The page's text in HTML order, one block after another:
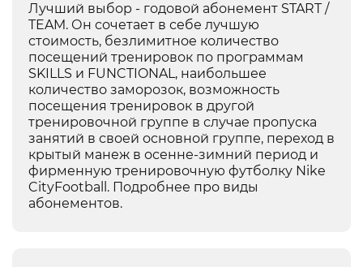
Лучший выбор - годовой абонемент START /
TEAM. Он сочетает в себе лучшую
стоимость, безлимитное количество
посещений тренировок по программам
SKILLS и FUNCTIONAL, наибольшее
количество заморозок, возможность
посещения тренировок в другой
тренировочной группе в случае пропуска
занятий в своей основной группе, переход в
крытый манеж в осенне-зимний период и
фирменную тренировочную футболку Nike
CityFootball. Подробнее про виды
абонементов.